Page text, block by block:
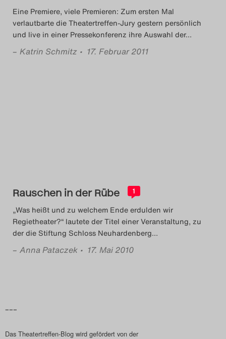
Eine Premiere, viele Premieren: Zum ersten Mal
verlautbarte die Theatertreffen-Jury gestern persönlich
und live in einer Pressekonferenz ihre Auswahl der…
– Katrin Schmitz • 17. Februar 2011
Rauschen in der Rübe 1
„Was heißt und zu welchem Ende erdulden wir
Regietheater?“ lautete der Titel einer Veranstaltung, zu
der die Stiftung Schloss Neuhardenberg…
– Anna Pataczek • 17. Mai 2010
–––
Das Theatertreffen-Blog wird gefördert von der